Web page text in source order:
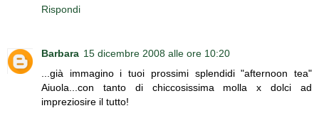
Rispondi
Barbara 15 dicembre 2008 alle ore 10:20
...già immagino i tuoi prossimi splendidi "afternoon tea"
Aiuola...con tanto di chiccosissima molla x dolci ad
impreziosire il tutto!